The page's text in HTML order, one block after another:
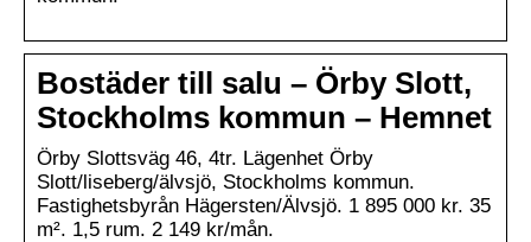
Bostäder till salu – Örby Slott,
Stockholms kommun – Hemnet
Örby Slottsväg 46, 4tr. Lägenhet Örby
Slott/liseberg/älvsjö, Stockholms kommun.
Fastighetsbyrån Hägersten/Älvsjö. 1 895 000 kr. 35
m². 1,5 rum. 2 149 kr/mån.